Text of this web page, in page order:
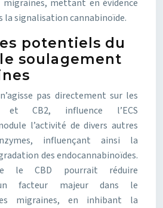
migraines, mettant en évidence
la signalisation cannabinoïde.
potentiels du
soulagement
pas directement sur les
et CB2, influence l’ECS
l’activité de divers autres
influençant ainsi la
des endocannabinoïdes.
le CBD pourrait réduire
facteur majeur dans le
migraines, en inhibant la